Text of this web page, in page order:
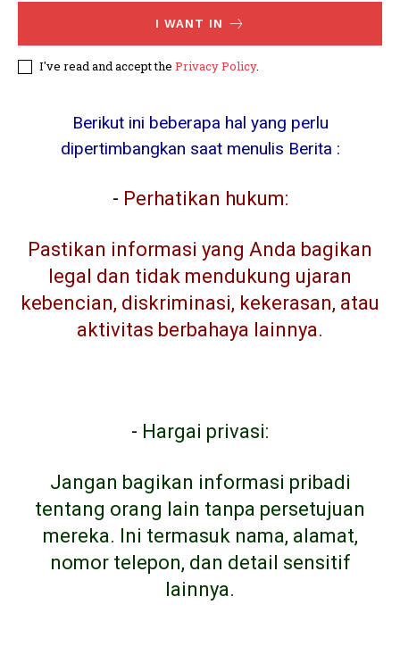
I WANT IN
I've read and accept the Privacy Policy.
Berikut ini beberapa hal yang perlu
dipertimbangkan saat menulis Berita :
- Perhatikan hukum:
Pastikan informasi yang Anda bagikan
legal dan tidak mendukung ujaran
kebencian, diskriminasi, kekerasan, atau
aktivitas berbahaya lainnya.
- Hargai privasi:
Jangan bagikan informasi pribadi
tentang orang lain tanpa persetujuan
mereka. Ini termasuk nama, alamat,
nomor telepon, dan detail sensitif
lainnya.